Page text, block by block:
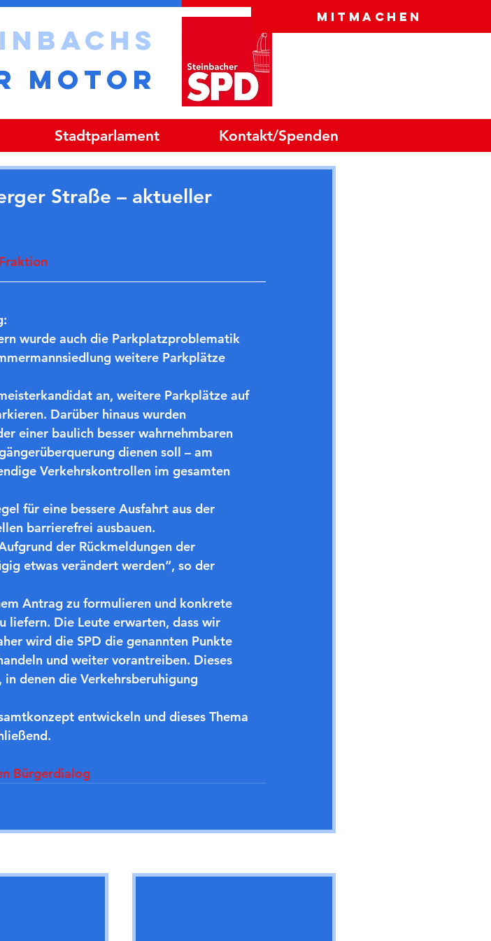
Mitmachen
MOTOR
Stadtparlament Kontakt/Spenden
Straße – aktueller
wurde auch die Parkplatzproblematik
weitere Parkplätze
an, weitere Parkplätze auf
Darüber hinaus wurden
einer baulich besser wahrnehmbaren
dienen soll – am
Verkehrskontrollen im gesamten
für eine bessere Ausfahrt aus der
barrierefrei ausbauen.
der Rückmeldungen der
etwas verändert werden“, so der
Antrag zu formulieren und konkrete
liefern. Die Leute erwarten, dass wir
wird die SPD die genannten Punkte
und weiter vorantreiben. Dieses
denen die Verkehrsberuhigung
entwickeln und dieses Thema
Bürgerdialog